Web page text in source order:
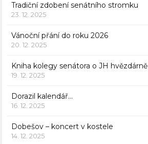
Tradiční zdobení senátního stromku
23. 12. 2025
Vánoční přání do roku 2026
20. 12. 2025
Kniha kolegy senátora o JH hvězdárně
19. 12. 2025
Dorazil kalendář…
16. 12. 2025
Dobešov – koncert v kostele
14. 12. 2025